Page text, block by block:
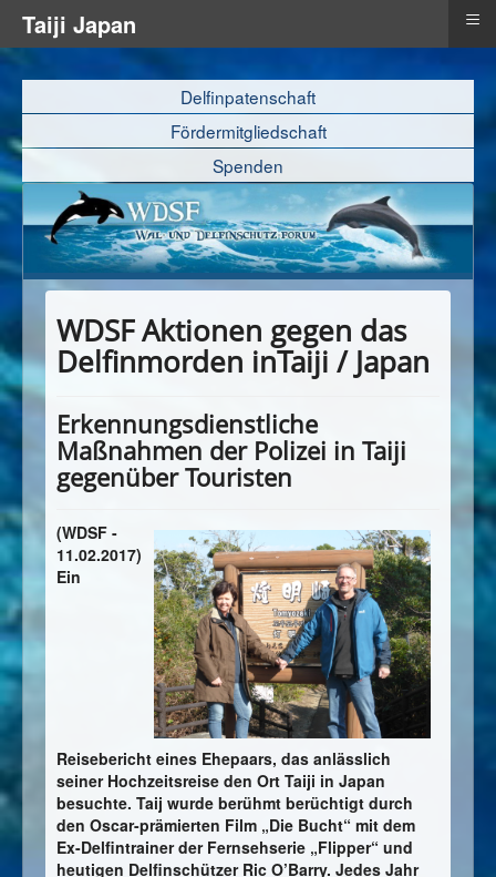
Delfinpatenschaft
Fördermitgliedschaft
Spenden
WDSF Aktionen gegen das
Delfinmorden inTaiji / Japan
Erkennungsdienstliche
Maßnahmen der Polizei in Taiji
gegenüber Touristen
(WDSF -
11.02.2017)
Ein
Reisebericht eines Ehepaars, das anlässlich
seiner Hochzeitsreise den Ort Taiji in Japan
besuchte. Taij wurde berühmt berüchtigt durch
den Oscar-prämierten Film „Die Bucht“ mit dem
Ex-Delfintrainer der Fernsehserie „Flipper“ und
heutigen Delfinschützer Ric O’Barry. Jedes Jahr
Taiji Japan ≡